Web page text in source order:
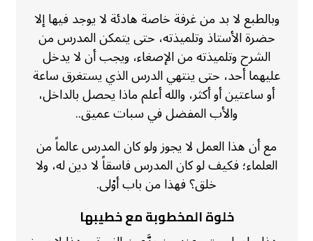
وبالطبع لا بد من غرفة خاصة هادئة لا يوجد فيها إلا
حضرة الأستاذ وتلميذته، حتى يتمكن المدرس من
الشرح وتلميذته من الإصغاء، ويجب أن لا يدخل
عليهما أحد، حتى ينتهي الدرس الذي يستغرق ساعة
أو ساعتين أو أكثر، والله أعلم ماذا يحصل بالداخل،
والأب المفضل في سبات عميق..
مع أن هذا العمل لا يجوز ولو كان المدرس عالماً من
العلماء؛ فكيف لو كان المدرس فاسقاً لا دين له، ولا
خلق؟ فهذا من باب أوْلى.
خلوة المخطوبة مع خطيبها